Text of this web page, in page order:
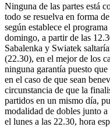
Ninguna de las partes está
todo se resuelva en forma
según establece el
domingo, a partir de las
Sabalenka y Swiatek
(22.30), en el mejor de los
ninguna garantía puesto
en el caso de que sean
circunstancia de que la
partidos en un mismo día,
modalidad de dobles junto
el lunes a las 22.30, hora